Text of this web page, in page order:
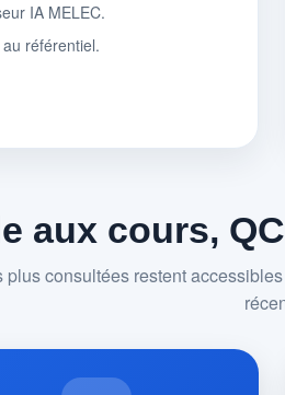
IA MELEC.
référentiel.
aux cours,
plus consultées restent